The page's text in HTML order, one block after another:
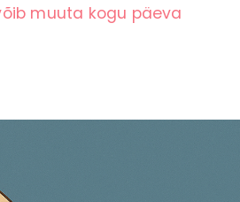
muuta kogu päeva